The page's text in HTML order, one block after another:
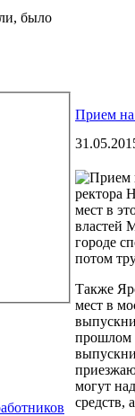
было
Прием на
ректора
мест в
властей
городе
потом
Также
мест в
прошлом
могут
средств,